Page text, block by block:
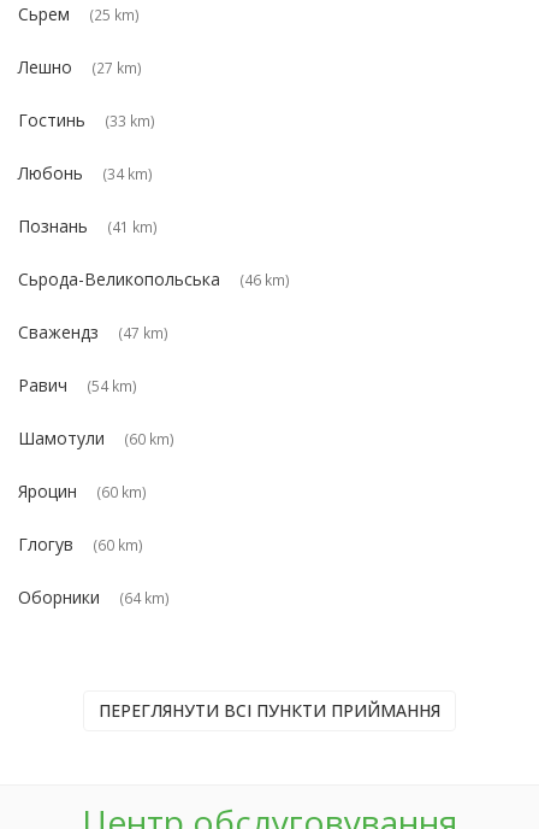
Сьрем (25 km)
Лешно (27 km)
Гостинь (33 km)
Любонь (34 km)
Познань (41 km)
Сьрода-Великопольська (46 km)
Сважендз (47 km)
Равич (54 km)
Шамотули (60 km)
Яроцин (60 km)
Глогув (60 km)
Оборники (64 km)
ПЕРЕГЛЯНУТИ ВСІ ПУНКТИ ПРИЙМАННЯ